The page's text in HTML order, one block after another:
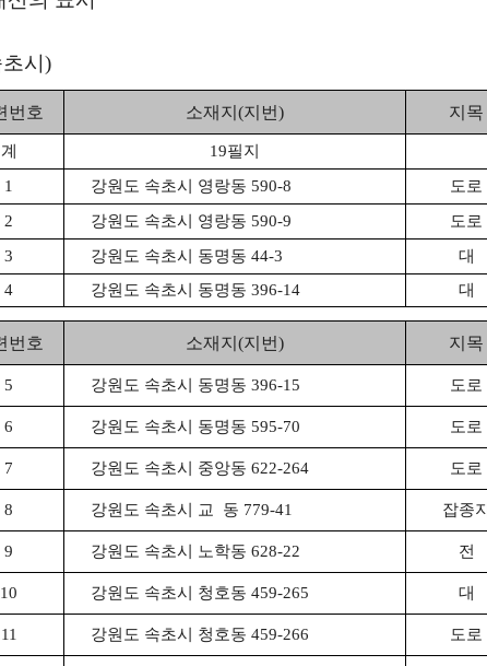
시)
번호 소재지(지번) 지목
계 19필지
1
강원도 속초시 영랑동 590-8 도로
2
강원도 속초시 영랑동 590-9 도로
3
강원도 속초시 동명동 44-3 대
4
강원도 속초시 동명동 396-14 대
번호 소재지(지번) 지목
5 강원도 속초시 동명동 396-15 도로
6 강원도 속초시 동명동 595-70 도로
7 강원도 속초시 중앙동 622-264 도로
8 강원도 속초시 교 동 779-41 잡종지
9 강원도 속초시 노학동 628-22 전
10 강원도 속초시 청호동 459-265 대
11 강원도 속초시 청호동 459-266 도로